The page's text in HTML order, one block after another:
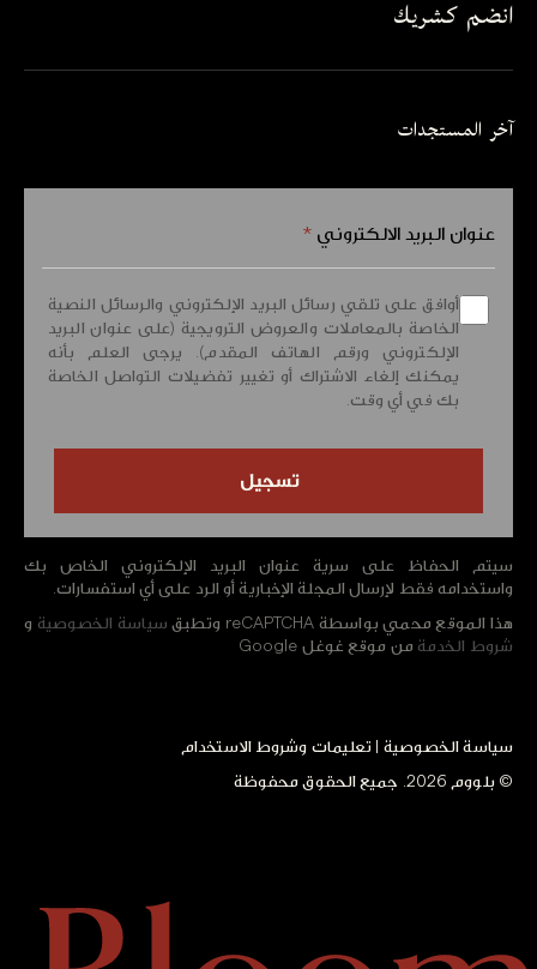
انضم كشريك
آخر المستجدات
عنوان البريد الالكتروني *
أوافق على تلقي رسائل البريد الإلكتروني والرسائل النصية
الخاصة بالمعاملات والعروض الترويجية (على عنوان البريد
الإلكتروني ورقم الهاتف المقدم). يرجى العلم بأنه
يمكنك إلغاء الاشتراك أو تغيير تفضيلات التواصل الخاصة
بك في أي وقت.
سيتم الحفاظ على سرية عنوان البريد الإلكتروني الخاص بك
واستخدامه فقط لإرسال المجلة الإخبارية أو الرد على أي استفسارات.
هذا الموقع محمي بواسطة reCAPTCHA وتطبق سياسة الخصوصية و
شروط الخدمة من موقع غوغل Google
© بلووم 2026. جميع الحقوق محفوظة
سياسة الخصوصية تعليمات وشروط الاستخدام